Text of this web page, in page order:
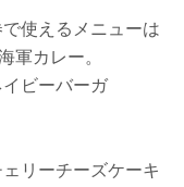
使えるメニューは
軍カレー。
ビーバーガ
リーチーズケーキ